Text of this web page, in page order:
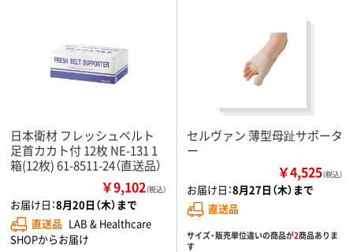
日本衛材 フレッシュベルト
足首カカト付 12枚 NE-131 1
箱(12枚) 61-8511-24（直送品）
￥9,102（税込）
お届け日：8月20日（木）まで
直送品 LAB & Healthcare
SHOPからお届け
セルヴァン 薄型母趾サポータ
ー
￥4,525（税込）
お届け日：8月27日（木）まで
直送品
サイズ・販売単位違いの商品が2商品ありま
す